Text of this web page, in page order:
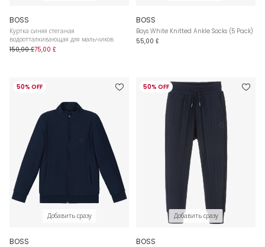
BOSS
Куртка синяя стеганая
водоотталкивающая для мальчиков
150,00 £75,00 £
BOSS
Boys White Knitted Ankle Socks (5 Pack)
55,00 £
50% OFF
Добавить сразу
BOSS
50% OFF
Добавить сразу
BOSS